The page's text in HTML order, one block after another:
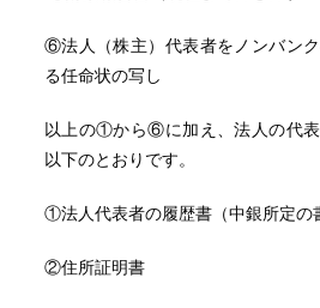
⑥法人（株主）代表者をノンバン
る任命状の写し
以上の①から⑥に加え、法人の代
以下のとおりです。
①法人代表者の履歴書（中銀所定の
②住所証明書